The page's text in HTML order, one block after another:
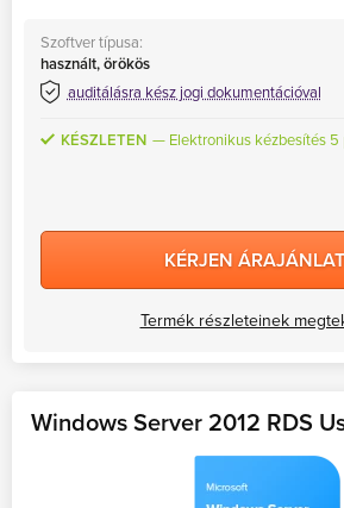
Szoftver típusa:
használt, örökös
auditálásra kész jogi dokumentációval
KÉSZLETEN Elektronikus kézbesítés 5
KÉRJEN
Termék részleteinek
Windows Server 2012 RDS